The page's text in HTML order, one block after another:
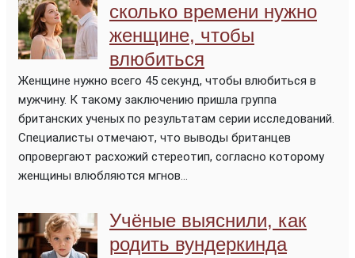
сколько времени нужно
женщине, чтобы
влюбиться
Женщине нужно всего 45 секунд, чтобы влюбиться в
мужчину. К такому заключению пришла группа
британских ученых по результатам серии исследований.
Специалисты отмечают, что выводы британцев
опровергают расхожий стереотип, согласно которому
женщины влюбляются мгнов...
Учёные выяснили, как
родить вундеркинда